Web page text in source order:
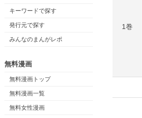
キーワードで探す
発行元で探す
みんなのまんがレポ
無料漫画
無料漫画トップ
無料漫画一覧
無料女性漫画
1巻